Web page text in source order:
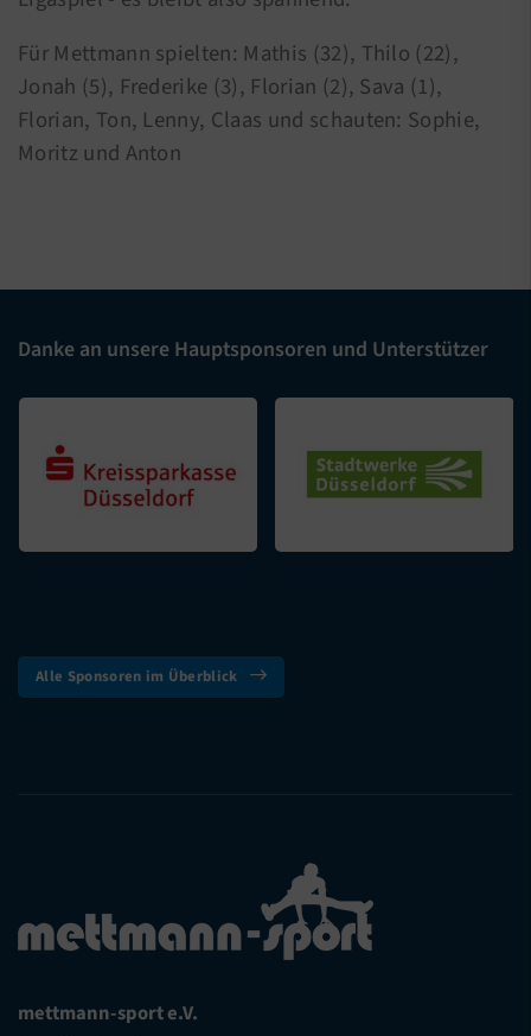
Für Mettmann spielten: Mathis (32), Thilo (22),
Jonah (5), Frederike (3), Florian (2), Sava (1),
Florian, Ton, Lenny, Claas und schauten: Sophie,
Moritz und Anton
Danke an unsere Hauptsponsoren und Unterstützer
Alle Sponsoren im Überblick
mettmann-sport e.V.